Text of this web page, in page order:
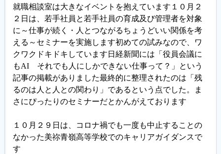
就職相談室は大きなイベントを抱えています１０月２
２日は、若手社員と若手社員の育成及び管理者を対象
に～仕事が続く・人とつながるちょうどいい関係を考
える～セミナーを実施します初めての試みなので、ワ
クワクドキドキしています日経新聞には「役員会議に
もAI それでも人にしかできない仕事って？」という
記事の掲載がありました最終的に整理されたのは「残
るのは人と人との関わり」であるという点でした。ま
さにぴったりのセミナーだとかんがえております
１０月２９日は、
コロナ禍でも一度も中止することの
なかった美祢青嶺高等学校でのキャリアガイダンスで
す